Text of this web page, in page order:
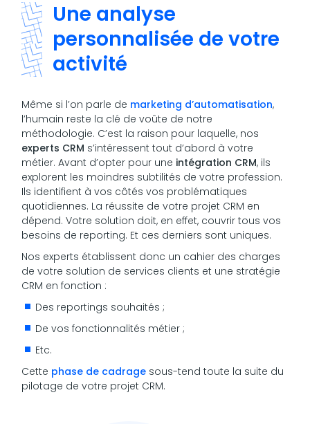
Une analyse
personnalisée de votre
activité
Même si l’on parle de marketing d’automatisation,
l’humain reste la clé de voûte de notre
méthodologie. C’est la raison pour laquelle, nos
experts CRM s’intéressent tout d’abord à votre
métier. Avant d’opter pour une intégration CRM, ils
explorent les moindres subtilités de votre profession.
Ils identifient à vos côtés vos problématiques
quotidiennes. La réussite de votre projet CRM en
dépend. Votre solution doit, en effet, couvrir tous vos
besoins de reporting. Et ces derniers sont uniques.
Nos experts établissent donc un cahier des charges
de votre solution de services clients et une stratégie
CRM en fonction :
Des reportings souhaités ;
De vos fonctionnalités métier ;
Etc.
Cette phase de cadrage sous-tend toute la suite du
pilotage de votre projet CRM.